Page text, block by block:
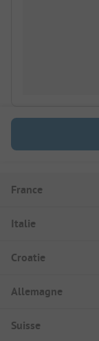
France
Italie
Croatie
Allemagne
Suisse